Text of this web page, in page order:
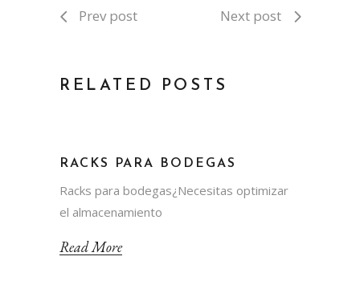
Prev post Next post
RELATED POSTS
RACKS PARA BODEGAS
Racks para bodegas¿Necesitas optimizar
el almacenamiento
Read More